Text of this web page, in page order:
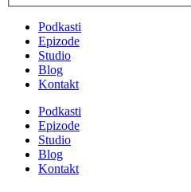
Podkasti
Epizode
Studio
Blog
Kontakt
Podkasti
Epizode
Studio
Blog
Kontakt